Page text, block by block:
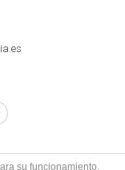
su funcionamiento,